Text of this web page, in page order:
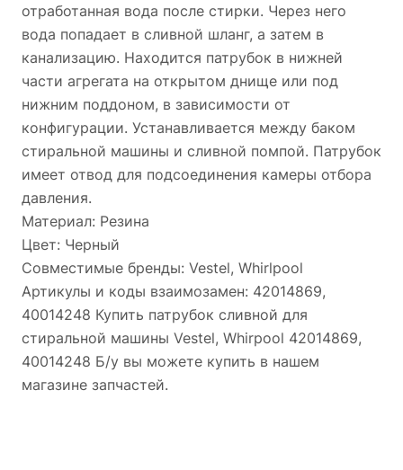
отработанная вода после стирки. Через него
вода попадает в сливной шланг, а затем в
канализацию. Находится патрубок в нижней
части агрегата на открытом днище или под
нижним поддоном, в зависимости от
конфигурации. Устанавливается между баком
стиральной машины и сливной помпой. Патрубок
имеет отвод для подсоединения камеры отбора
давления.
Материал: Резина
Цвет: Черный
Совместимые бренды: Vestel, Whirlpool
Артикулы и коды взаимозамен: 42014869,
40014248 Купить патрубок сливной для
стиральной машины Vestel, Whirpool 42014869,
40014248 Б/у вы можете купить в нашем
магазине запчастей.